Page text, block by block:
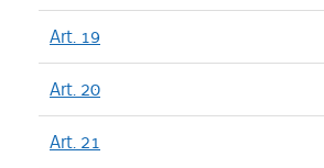
Art. 19
Art. 20
Art. 21